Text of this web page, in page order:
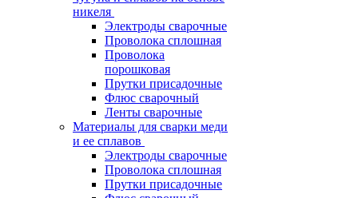
никеля
Электроды сварочные
Проволока сплошная
Проволока
порошковая
Прутки присадочные
Флюс сварочный
Ленты сварочные
Материалы для сварки меди
и ее сплавов
Электроды сварочные
Проволока сплошная
Прутки присадочные